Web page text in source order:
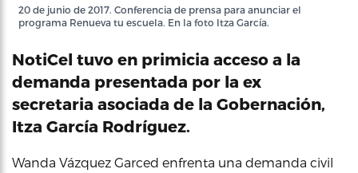
20 de junio de 2017. Conferencia de prensa para anunciar el
programa Renueva tu escuela. En la foto Itza García.
NotiCel tuvo en primicia acceso a la
demanda presentada por la ex
secretaria asociada de la Gobernación,
Itza García Rodríguez.
Wanda Vázquez Garced enfrenta una demanda civil